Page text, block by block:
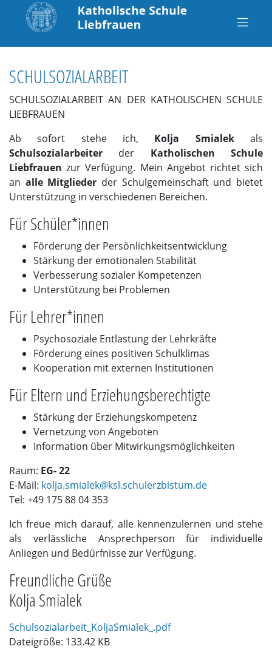
SCHULSOZIALARBEIT
SCHULSOZIALARBEIT AN DER KATHOLISCHEN SCHULE
LIEBFRAUEN
Ab sofort stehe ich, Kolja Smialekals
Schulsozialarbeiter der Katholischen Schule
Liebfrauen zur Verfügung. Mein Angebot richtet sich
an alle Mitglieder der Schulgemeinschaft und bietet
Unterstützung in verschiedenen Bereichen.
Für Schüler*innen
Förderung der Persönlichkeitsentwicklung
Stärkung der emotionalen Stabilität
Verbesserung sozialer Kompetenzen
Unterstützung bei Problemen
Für Lehrer*innen
Psychosoziale Entlastung der Lehrkräfte
Förderung eines positiven Schulklimas
Kooperation mit externen Institutionen
Für Eltern und Erziehungsberechtigte
Stärkung der Erziehungskompetenz
Vernetzung von Angeboten
Information über Mitwirkungsmöglichkeiten
Raum: EG- 22
E-Mail: kolja.smialek@ksl.schulerzbistum.de
Tel: +49 175 88 04 353
Ich freue mich darauf, alle kennenzulernen und stehe
als verlässliche Ansprechperson für individuelle
Anliegen und Bedürfnisse zur Verfügung.
Freundliche Grüße
Kolja Smialek
Schulsozialarbeit_KoljaSmialek_.pdf
Dateigröße: 133.42 KB